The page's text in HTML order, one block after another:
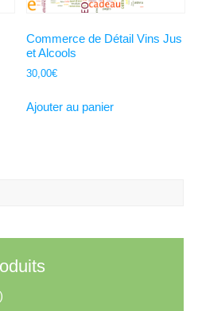
Commerce de Détail Vins Jus
et Alcools
30,00€
Ajouter au panier